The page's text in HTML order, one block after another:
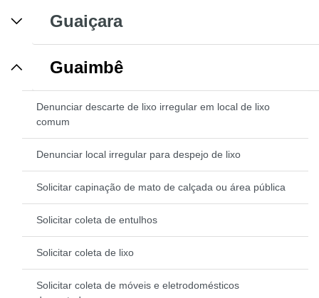
Guaiçara
Guaimbê
Denunciar descarte de lixo irregular em local de lixo
comum
Denunciar local irregular para despejo de lixo
Solicitar capinação de mato de calçada ou área pública
Solicitar coleta de entulhos
Solicitar coleta de lixo
Solicitar coleta de móveis e eletrodomésticos